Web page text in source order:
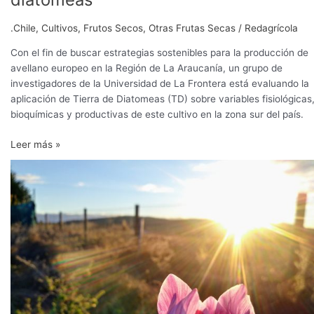
.Chile, Cultivos, Frutos Secos, Otras Frutas Secas / Redagrícola
Con el fin de buscar estrategias sostenibles para la producción de
avellano europeo en la Región de La Araucanía, un grupo de
investigadores de la Universidad de La Frontera está evaluando la
aplicación de Tierra de Diatomeas (TD) sobre variables fisiológicas,
bioquímicas y productivas de este cultivo en la zona sur del país.
Leer más »
Familias
mapuche
cultivan
con
éxito
el
azafrán
en
región